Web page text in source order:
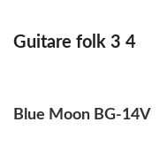
Guitare folk 3 4
Blue Moon BG-14V